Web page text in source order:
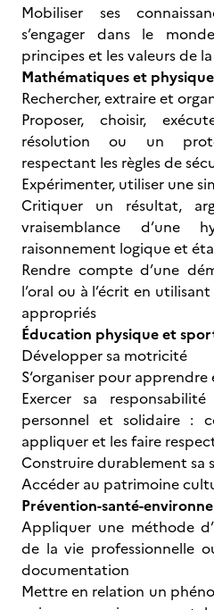
Mobiliser ses
s’engager dans le
principes et les valeurs de
Mathématiques et
Rechercher, extraire et
Proposer, choisir,
résolution ou un
respectant les règles de
Expérimenter, utiliser une
Critiquer un résultat,
vraisemblance d’une
raisonnement logique et
Rendre compte d’une
l’oral ou à l’écrit en
appropriés
Éducation physique et
Développer sa motricité
S‘organiser pour apprendre
Exercer sa
personnel et solidaire :
appliquer et les faire
Construire durablement sa
Accéder au patrimoine
Prévention-santé-
Appliquer une méthode
de la vie professionnelle
documentation
Mettre en relation un